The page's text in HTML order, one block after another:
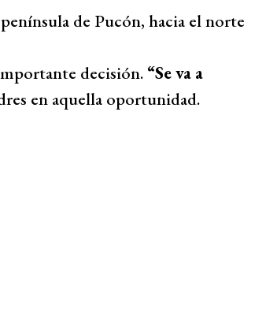
de Pucón, hacia el norte
decisión. “Se va a
en aquella oportunidad.